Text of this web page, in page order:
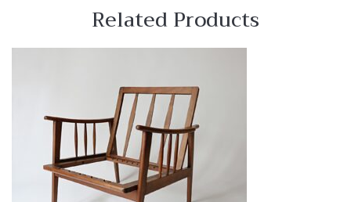
Related Products